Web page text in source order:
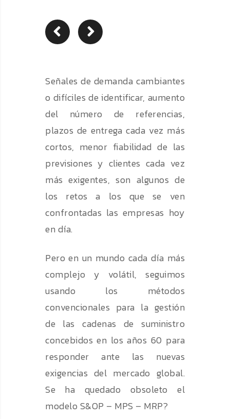
Señales de demanda cambiantes
o difíciles de identificar, aumento
del número de referencias,
plazos de entrega cada vez más
cortos, menor fiabilidad de las
previsiones y clientes cada vez
más exigentes, son algunos de
los retos a los que se ven
confrontadas las empresas hoy
en día.
Pero en un mundo cada día más
complejo y volátil, seguimos
usando los métodos
convencionales para la gestión
de las cadenas de suministro
concebidos en los años 60 para
responder ante las nuevas
exigencias del mercado global.
Se ha quedado obsoleto el
modelo S&OP – MPS – MRP?